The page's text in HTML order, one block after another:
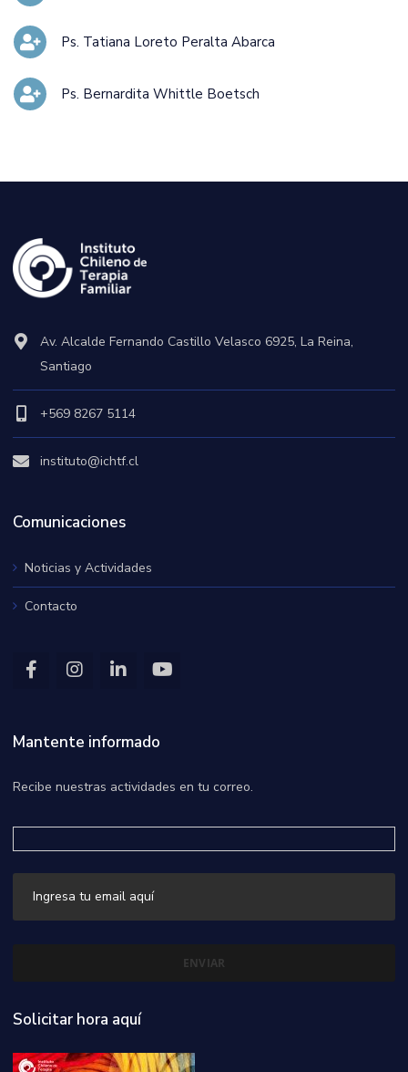
Ps. Tatiana Loreto Peralta Abarca
Ps. Bernardita Whittle Boetsch
Av. Alcalde Fernando Castillo Velasco 6925, La Reina,
Santiago
+569 8267 5114
instituto@ichtf.cl
Comunicaciones
Noticias y Actividades
Contacto
Mantente informado
Recibe nuestras actividades en tu correo.
Solicitar hora aquí